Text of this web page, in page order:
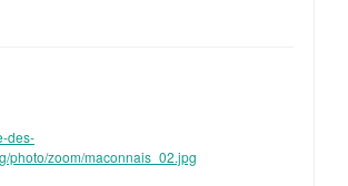
des-
photo/zoom/maconnais_02.jpg